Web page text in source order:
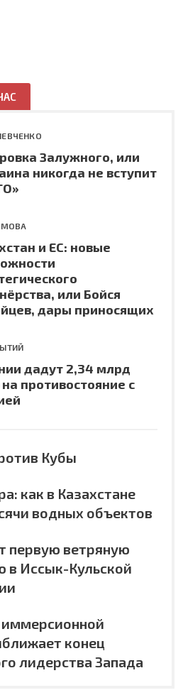
Залужного, или
никогда не вступит
и ЕС: новые
или Бойся
дары приносящих
дадут 2,34 млрд
противостояние с
Кубы
как в Казахстане
водных объектов
первую ветряную
в Иссык-Кульской
конец
лидерства Запада